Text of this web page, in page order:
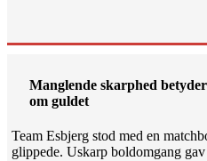
Manglende skarphed
om guldet
Team Esbjerg stod med en
glippede. Uskarp boldomgang